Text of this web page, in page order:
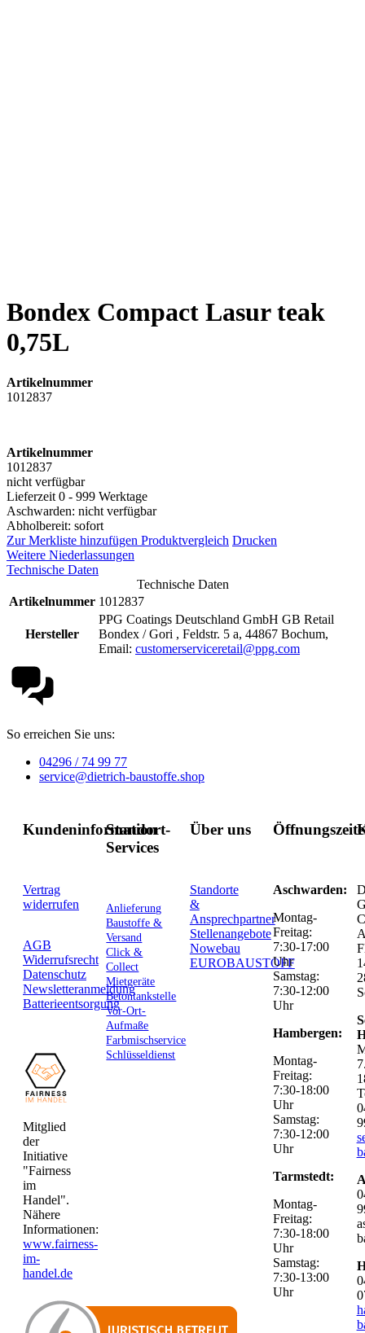
Bondex Compact Lasur teak
0,75L
Artikelnummer
1012837
Artikelnummer
1012837
nicht verfügbar
Lieferzeit 0 - 999 Werktage
Aschwarden: nicht verfügbar
Abholbereit: sofort
Zur Merkliste hinzufügen Produktvergleich Drucken
Weitere Niederlassungen
Technische Daten
Technische Daten
Artikelnummer 1012837
Hersteller
PPG Coatings Deutschland GmbH GB Retail
Bondex / Gori , Feldstr. 5 a, 44867 Bochum,
Email: customerserviceretail@ppg.com
So erreichen Sie uns:
04296 / 74 99 77
service@dietrich-baustoffe.shop
Kundeninformation
Vertrag
widerrufen
AGB
Widerrufsrecht
Datenschutz
Newsletteranmeldung
Batterieentsorgung
Mitglied
der
Initiative
"Fairness
im
Handel".
Nähere
Informationen:
www.fairness-
im-
handel.de
Standort-
Services
Anlieferung
Baustoffe &
Versand
Click &
Collect
Mietgeräte
Betontankstelle
Vor-Ort-
Aufmaße
Farbmischservice
Schlüsseldienst
Über uns
Standorte
&
Ansprechpartner
Stellenangebote
Nowebau
EUROBAUSTOFF
Aschwarden:
Montag-
Freitag:
7:30-17:00
Uhr
Samstag:
7:30-12:00
Uhr
Hambergen:
Montag-
Freitag:
7:30-18:00
Uhr
Samstag:
7:30-12:00
Uhr
Tarmstedt:
Montag-
Freitag:
7:30-18:00
Uhr
Samstag:
7:30-13:00
Uhr